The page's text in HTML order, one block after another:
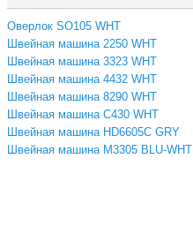
Оверлок SO105 WHT
Швейная машина 2250 WHT
Швейная машина 3323 WHT
Швейная машина 4432 WHT
Швейная машина 8290 WHT
Швейная машина C430 WHT
Швейная машина HD6605C GRY
Швейная машина M3305 BLU-WHT